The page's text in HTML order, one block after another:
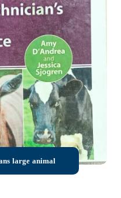
large animal